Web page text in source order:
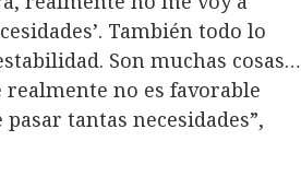
También todo lo
Son muchas cosas…
realmente no es favorable
tantas necesidades”,